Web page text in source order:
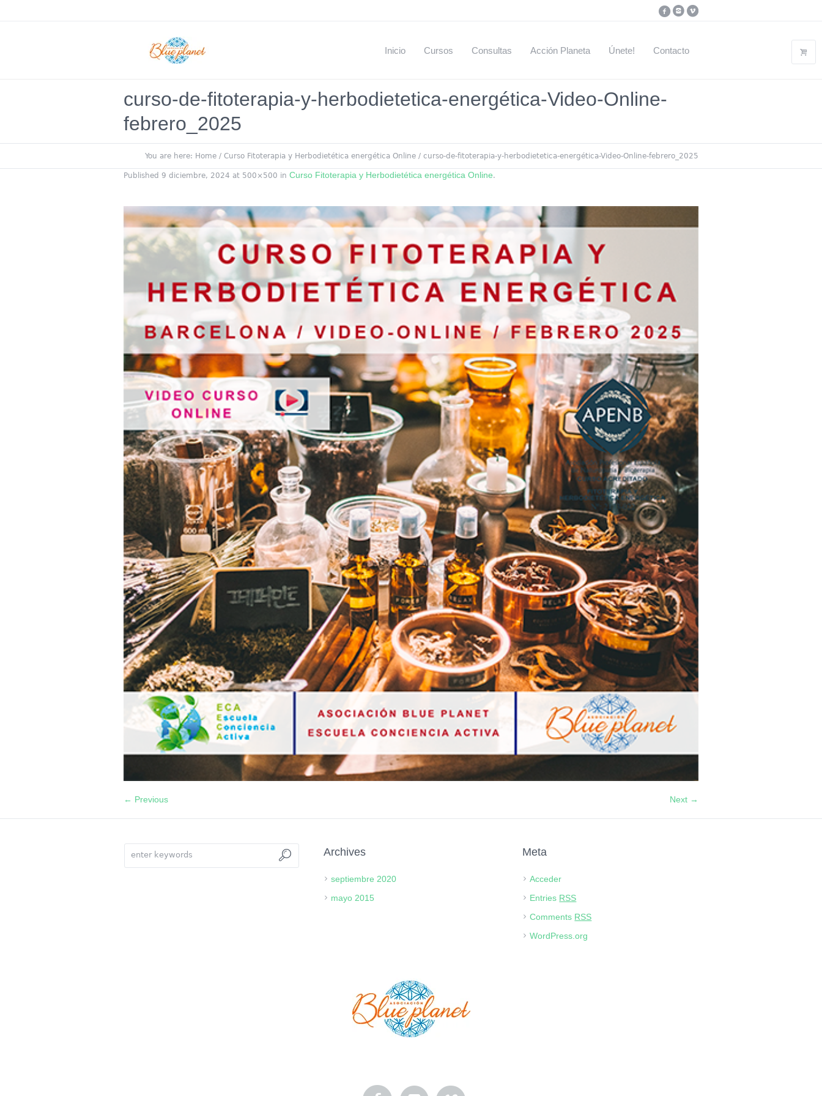
Inicio Cursos Consultas Acción Planeta Únete! Contacto
curso-de-fitoterapia-y-herbodietetica-energética-Video-Online-
febrero_2025
You are here: Home / Curso Fitoterapia y Herbodietética energética Online / curso-de-fitoterapia-y-herbodietetica-energética-Video-Online-febrero_2025
Published 9 diciembre, 2024 at 500×500 in Curso Fitoterapia y Herbodietética energética Online.
← Previous Next →
Archives
septiembre 2020
mayo 2015
Meta
Acceder
Entries RSS
Comments RSS
WordPress.org